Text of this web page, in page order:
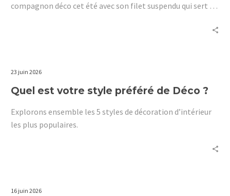
compagnon déco cet été avec son filet suspendu qui sert de
23 juin 2026
Quel est votre style préféré de Déco ?
Explorons ensemble les 5 styles de décoration d’intérieur
les plus populaires.
16 juin 2026